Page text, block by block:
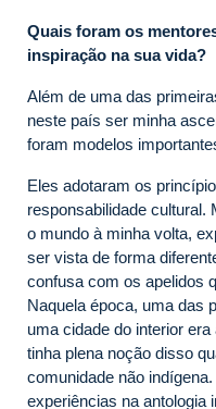
Quais foram os
inspiração na sua vida?
Além de uma das
neste país ser minha
foram modelos
Eles adotaram os
responsabilidade cultural.
o mundo à minha volta,
ser vista de forma
confusa com os apelidos
Naquela época, uma das
uma cidade do interior
tinha plena noção disso
comunidade não
experiências na antologia